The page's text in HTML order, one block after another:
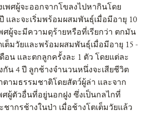
เพศผู้จะออกจากโขลงไปหากินโดย
และจะเริ่มพร้อมผสมพันธุ์เมื่อมีอายุ 10
ศผู้จะมีความดุร้ายหรือที่เรียกว่า ตกมัน
เต็มวัยและพร้อมผสมพันธุ์เมื่อมีอายุ 15 -
อน และตกลูกครั้งละ 1 ตัว โดยแต่ละ
กัน 4 ปี ลูกช้างจำนวนหนึ่งจะเสียชีวิต
ามธรรมชาติโดยสัตว์ผู้ล่า และจาก
ศผู้ตัวอื่นที่อยู่นอกฝูง ซึ่งเป็นกลไกที่
ากรช้างในป่า เมื่อช้างโตเต็มวัยแล้ว